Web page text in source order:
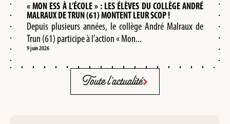
« MON ESS À L’ÉCOLE » : LES ÉLÈVES DU COLLÈGE ANDRÉ
MALRAUX DE TRUN (61) MONTENT LEUR SCOP !
Depuis plusieurs années, le collège André Malraux de
Trun (61) participe à l’action « Mon...
9 juin 2026
Toute l'actualité